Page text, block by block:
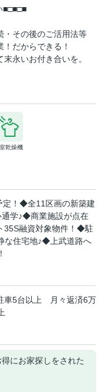
■□■□■
その後のご活用法等
だからできる！
永いお付き合いを。
乾燥機
定！◆全11区画の新築建
学♪◆商業施設が点在
35S融資対象物件！◆駐
な住宅地♪◆上武道路へ
車5台以上
月々返済6万
にお家探しをされた